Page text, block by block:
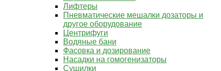
Лифтеры
Пневматические мешалки дозаторы и
другое оборудование
Центрифуги
Водяные бани
Фасовка и дозирование
Насадки на гомогенизаторы
Сушилки